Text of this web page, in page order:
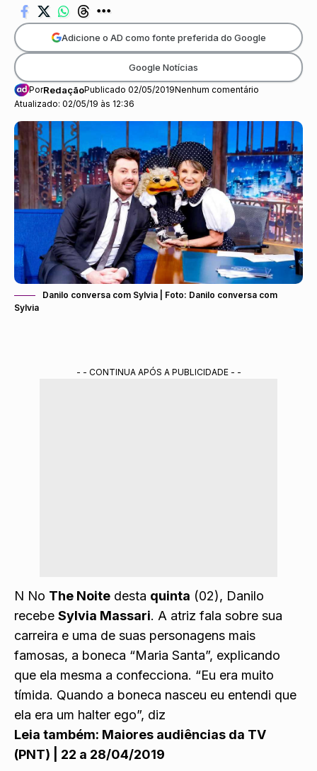
Atualizado: 02/05/19 às 12:36
PorRedaçãoPublicado 02/05/2019Nenhum comentário
Adicione o AD como fonte preferida do Google
Google Notícias
Danilo conversa com Sylvia | Foto: Danilo conversa com
Sylvia
- - CONTINUA APÓS A PUBLICIDADE - -
N No The Noite desta quinta (02), Danilo
recebe Sylvia Massari. A atriz fala sobre sua
carreira e uma de suas personagens mais
famosas, a boneca “Maria Santa”, explicando
que ela mesma a confecciona. “Eu era muito
tímida. Quando a boneca nasceu eu entendi que
ela era um halter ego”, diz
Leia também: Maiores audiências da TV
(PNT) | 22 a 28/04/2019